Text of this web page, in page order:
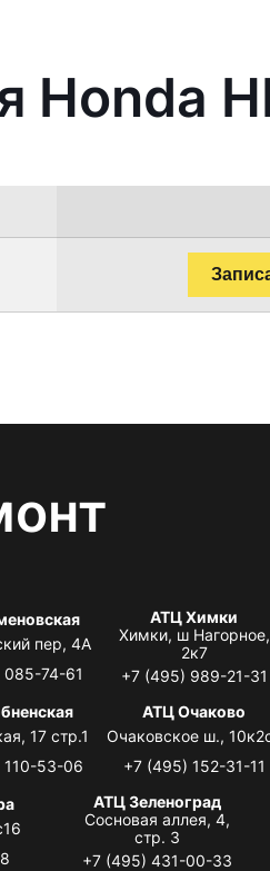
Honda
пер, 4А
085-74-61
АТЦ Химки
Химки, ш Нагорное,
2к7
+7 (495) 989-21-31
17 стр.1
110-53-06
АТЦ Очаково
Очаковское ш.,
+7 (495) 152-31-11
АТЦ Зеленоград
Сосновая аллея, 4,
стр. 3
+7 (495) 431-00-33